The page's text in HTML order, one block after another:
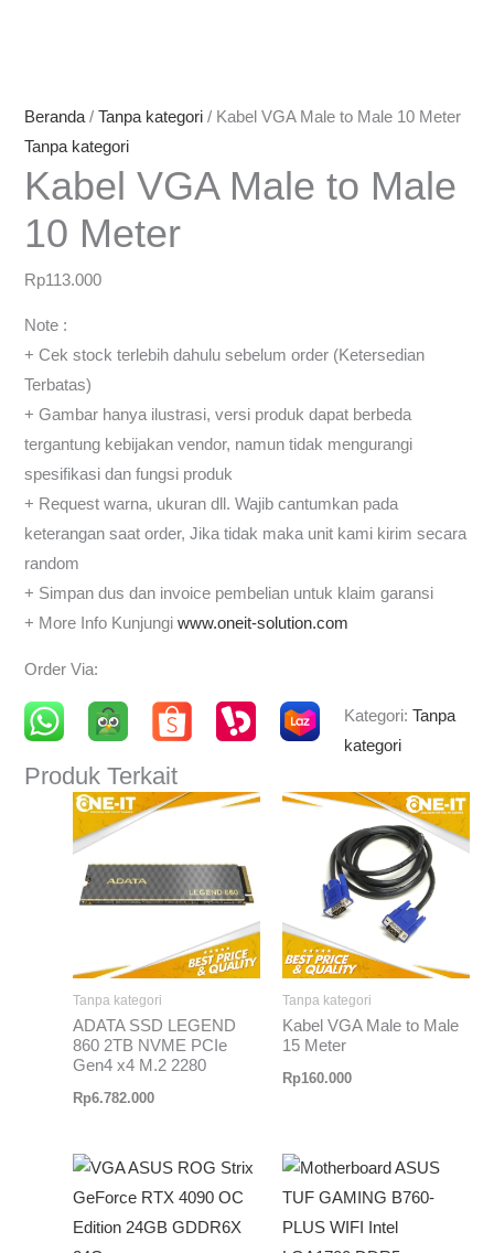
Beranda/Tanpa kategori / Kabel VGA Male to Male 10 Meter
Tanpa kategori
Kabel VGA Male to Male
10 Meter
Rp113.000
Note :
+ Cek stock terlebih dahulu sebelum order (Ketersedian
Terbatas)
+ Gambar hanya ilustrasi, versi produk dapat berbeda
tergantung kebijakan vendor, namun tidak mengurangi
spesifikasi dan fungsi produk
+ Request warna, ukuran dll. Wajib cantumkan pada
keterangan saat order, Jika tidak maka unit kami kirim secara
random
+ Simpan dus dan invoice pembelian untuk klaim garansi
+ More Info Kunjungiwww.oneit-solution.com
Order Via:
Kategori: Tanpa
kategori
Produk Terkait
Tanpa kategori
ADATA SSD LEGEND
860 2TB NVME PCIe
Gen4 x4 M.2 2280
Rp6.782.000
Tanpa kategori
Kabel VGA Male to Male
15 Meter
Rp160.000